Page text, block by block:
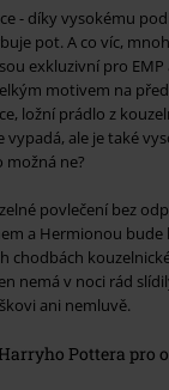
- díky vysokému
pot. A co víc,
exkluzivní pro EMP
motivem na
ložní prádlo z
vypadá, ale je také
možná ne?
povlečení bez
a Hermionou
chodbách
nemá v noci rád
ani nemluvě.
Pottera pro